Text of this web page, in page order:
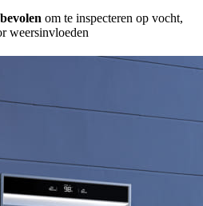
om te inspecteren op vocht,
weersinvloeden